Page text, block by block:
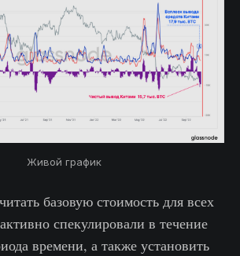
Живой график
базовую стоимость для всех
спекулировали в течение
времени, а также установить